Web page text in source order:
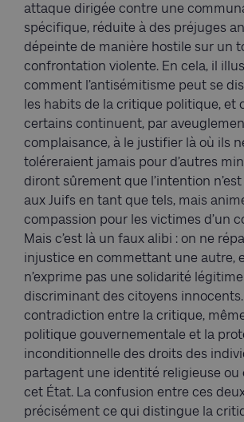
attaque dirigée contre une
spécifique, réduite à des préjuges
dépeinte de manière hostile sur un
confrontation violente. En cela, il
comment l’antisémitisme peut se
les habits de la critique politique, et
certains continuent, par
complaisance, à le justifier là où ils
toléreraient jamais pour d’autres
diront sûrement que l’intention
aux Juifs en tant que tels, mais
compassion pour les victimes d’un
Mais c’est là un faux alibi : on ne
injustice en commettant une autre,
n’exprime pas une solidarité
discriminant des citoyens innocents.
contradiction entre la critique, même
politique gouvernementale et la
inconditionnelle des droits des
partagent une identité religieuse ou
cet État. La confusion entre ces
précisément ce qui distingue la